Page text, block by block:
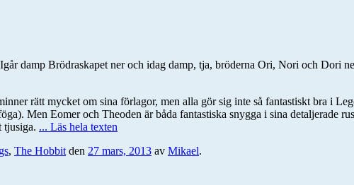
damp Brödraskapet ner och idag damp, tja, bröderna Ori, Nori och Dori
rätt mycket om sina förlagor, men alla gör sig inte så fantastiskt bra i
Men Eomer och Theoden är båda fantastiska snygga i sina detaljerade
tjusiga. ... Läs hela texten
, The Hobbit den 27 mars, 2013 av Mikael.